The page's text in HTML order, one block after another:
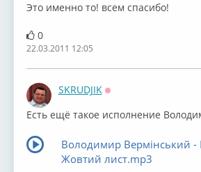
Это именно то! всем спасибо!
0
22.03.2011 12:05
SKRUDJIK
Есть ещё такое исполнение
Володимир Вермінський
Жовтий лист.mp3